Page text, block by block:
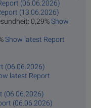
(06.06.2026)
(13.06.2026)
0,29%Show
Show latest Report
(06.06.2026)
latest Report
(06.06.2026)
(06.06.2026)